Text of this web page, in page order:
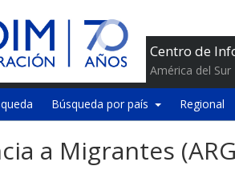
Centro de
América del Sur
Búsqueda por país Regional
a Migrantes